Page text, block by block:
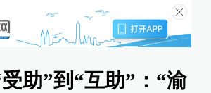
助”到“互助”：“渝